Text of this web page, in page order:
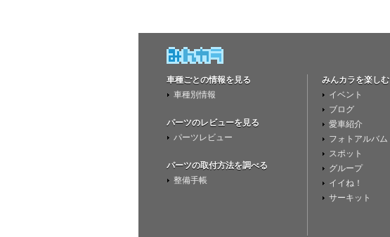
車種ごとの情報を見る
車種別情報
パーツのレビューを見る
パーツレビュー
パーツの取付方法を調べる
整備手帳
みんカラを楽しむ
イベント
ブログ
愛車紹介
フォトアルバム
スポット
グループ
イイね！
サーキット